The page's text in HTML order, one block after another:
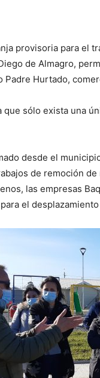
provisoria para el
de Almagro,
Padre Hurtado,
que sólo exista una
desde el
de remoción
las empresas
el